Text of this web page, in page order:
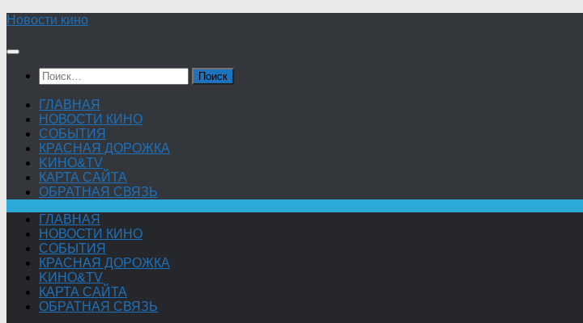
Skip
content
Новости кино
Найти:
ГЛАВНАЯ
НОВОСТИ КИНО
СОБЫТИЯ
КРАСНАЯ ДОРОЖКА
KИНО&TV
КАРТА САЙТА
ОБРАТНАЯ СВЯЗЬ
ГЛАВНАЯ
НОВОСТИ КИНО
СОБЫТИЯ
КРАСНАЯ ДОРОЖКА
KИНО&TV
КАРТА САЙТА
ОБРАТНАЯ СВЯЗЬ